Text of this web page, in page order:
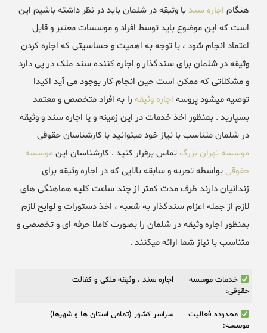
هنگام اجاره سندیا وثیقه در شلمان باید در نظر داشته باشیم این
است که این موضوع باید توسط افراد و موسسات معتبر و قابل
اعتماد انجام شود ، با توجه به اهمیت و حساسیتی که اجاره کردن
وثیقه در شلمان برای سندگذار و اجاره کننده سند ملک در پی دارد
و مشکلاتی که ممکن است حین انجام کار بوجود می آید اکیدا
توصیه میشود پروسه اجاره وثیقه را به افراد متخصص و معتمد
بسپارید . بمنظور اخذ خدمات در این زمینه و یا اجاره سند و وثیقه
در شلمان متناسب با نیاز خود میتوانید با کارشناسان حقوقی
موسسه تهران بزرگتماس برقرار کنید . کارشناسان اینموسسه
حقوقیبواسطه تجربه و سابقه بالایی که در اجاره وثیقه برای
زندانیان دارند ظرف مدت کمتر از چند ساعت کلیه هماهنگی های
لازم از جمله اعزام سندگذار به شعبه ، اخذ دستورات و لوایح لازم
بمنظور اجاره وثیقه در شلمان را بصورت کاملا حرفه ای و تخصصی و
متناسب با نیاز شما ارائه میکنند .
خدمات موسسه
حقوقی:
اجاره سند ، وثیقه ملکی و کفالت
محدوده فعالیت
موسسه:
سراسر کشور (تمامی استان ها و شهرها)